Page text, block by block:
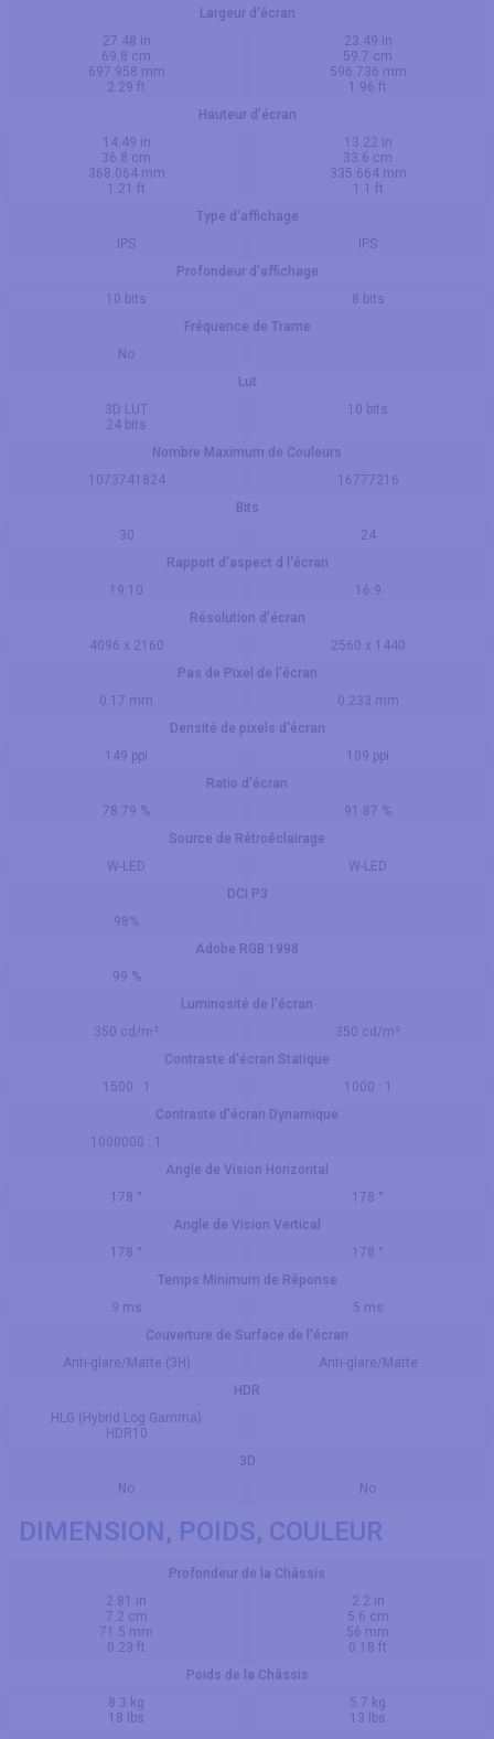
Largeur d'écran
27.48 in
69.8 cm
697.958 mm
2.29 ft
23.49 in
59.7 cm
596.736 mm
1.96 ft
Hauteur d'écran
14.49 in
36.8 cm
368.064 mm
1.21 ft
13.22 in
33.6 cm
335.664 mm
1.1 ft
Type d'affichage
IPS
IPS
Profondeur d'affichage
10 bits
8 bits
Fréquence de Trame
No
Lut
3D LUT
24 bits
10 bits
Nombre Maximum de Couleurs
1073741824
16777216
Bits
30
24
Rapport d'aspect d l'écran
19:10
16:9
Résolution d'écran
4096 x 2160
2560 x 1440
Pas de Pixel de l'écran
0.17 mm
0.233 mm
Densité de pixels d'écran
149 ppi
109 ppi
Ratio d'écran
78.79 %
91.87 %
Source de Rétroéclairage
W-LED
W-LED
DCI P3
98%
Adobe RGB 1998
99 %
Luminosité de l'écran
350 cd/m²
350 cd/m²
Contraste d'écran Statique
1500 : 1
1000 : 1
Contraste d'écran Dynamique
1000000 : 1
Angle de Vision Horizontal
178 °
178 °
Angle de Vision Vertical
178 °
178 °
Temps Minimum de Réponse
9 ms
5 ms
Couverture de Surface de l'écran
Anti-glare/Matte (3H)
Anti-glare/Matte
HDR
HLG (Hybrid Log Gamma)
HDR10
3D
No
No
DIMENSION, POIDS, COULEUR
Profondeur de la Châssis
2.81 in
7.2 cm
71.5 mm
0.23 ft
2.2 in
5.6 cm
56 mm
0.18 ft
Poids de la Châssis
8.3 kg
18 lbs
5.7 kg
13 lbs